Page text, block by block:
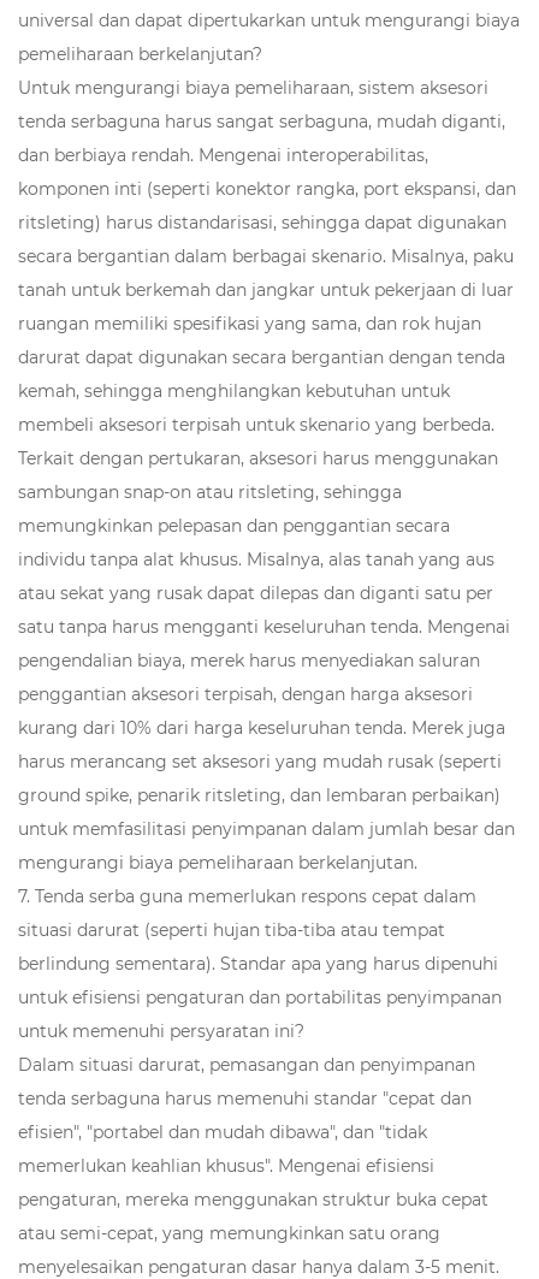
universal dan dapat dipertukarkan untuk mengurangi biaya
pemeliharaan berkelanjutan?
Untuk mengurangi biaya pemeliharaan, sistem aksesori
tenda serbaguna harus sangat serbaguna, mudah diganti,
dan berbiaya rendah. Mengenai interoperabilitas,
komponen inti (seperti konektor rangka, port ekspansi, dan
ritsleting) harus distandarisasi, sehingga dapat digunakan
secara bergantian dalam berbagai skenario. Misalnya, paku
tanah untuk berkemah dan jangkar untuk pekerjaan di luar
ruangan memiliki spesifikasi yang sama, dan rok hujan
darurat dapat digunakan secara bergantian dengan tenda
kemah, sehingga menghilangkan kebutuhan untuk
membeli aksesori terpisah untuk skenario yang berbeda.
Terkait dengan pertukaran, aksesori harus menggunakan
sambungan snap-on atau ritsleting, sehingga
memungkinkan pelepasan dan penggantian secara
individu tanpa alat khusus. Misalnya, alas tanah yang aus
atau sekat yang rusak dapat dilepas dan diganti satu per
satu tanpa harus mengganti keseluruhan tenda. Mengenai
pengendalian biaya, merek harus menyediakan saluran
penggantian aksesori terpisah, dengan harga aksesori
kurang dari 10% dari harga keseluruhan tenda. Merek juga
harus merancang set aksesori yang mudah rusak (seperti
ground spike, penarik ritsleting, dan lembaran perbaikan)
untuk memfasilitasi penyimpanan dalam jumlah besar dan
mengurangi biaya pemeliharaan berkelanjutan.
7. Tenda serba guna memerlukan respons cepat dalam
situasi darurat (seperti hujan tiba-tiba atau tempat
berlindung sementara). Standar apa yang harus dipenuhi
untuk efisiensi pengaturan dan portabilitas penyimpanan
untuk memenuhi persyaratan ini?
Dalam situasi darurat, pemasangan dan penyimpanan
tenda serbaguna harus memenuhi standar "cepat dan
efisien", "portabel dan mudah dibawa", dan "tidak
memerlukan keahlian khusus". Mengenai efisiensi
pengaturan, mereka menggunakan struktur buka cepat
atau semi-cepat, yang memungkinkan satu orang
menyelesaikan pengaturan dasar hanya dalam 3-5 menit.